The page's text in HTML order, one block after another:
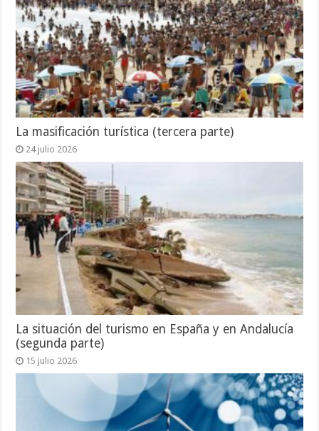
La masificación turística (tercera parte)
24 julio 2026
La situación del turismo en España y en Andalucía
(segunda parte)
15 julio 2026